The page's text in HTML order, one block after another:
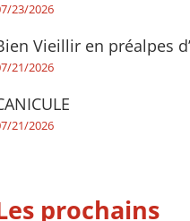
23/2026
Vieillir en préalpes
21/2026
21/2026
prochains